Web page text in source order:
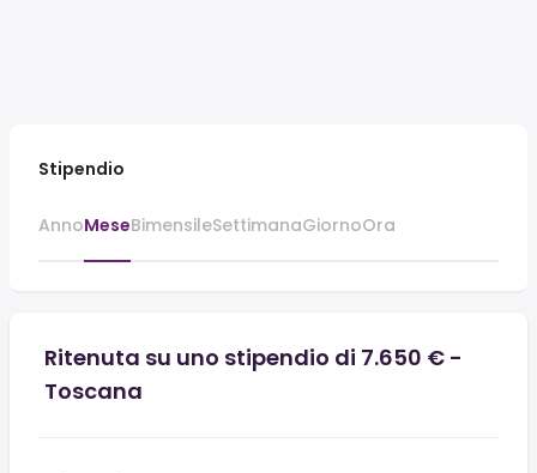
Stipendio
AnnoMeseBimensileSettimanaGiornoOra
Ritenuta su uno stipendio di 7.650 € -
Toscana